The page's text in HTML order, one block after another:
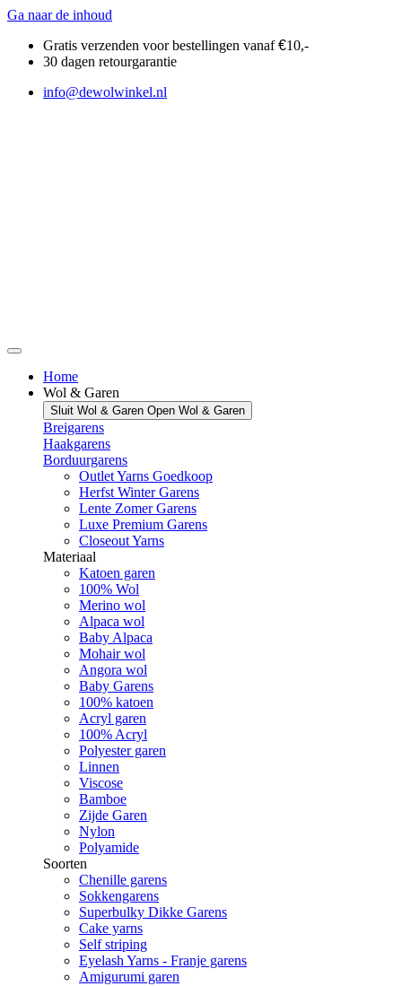
Ga naar de inhoud
Gratis verzenden voor bestellingen vanaf€10,-
30 dagen retourgarantie
info@dewolwinkel.nl
Home
Wol & Garen
Sluit Wol & Garen Open Wol & Garen
Breigarens
Haakgarens
Borduurgarens
Outlet Yarns Goedkoop
Herfst Winter Garens
Lente Zomer Garens
Luxe Premium Garens
Closeout Yarns
Materiaal
Katoen garen
100% Wol
Merino wol
Alpaca wol
Baby Alpaca
Mohair wol
Angora wol
Baby Garens
100% katoen
Acryl garen
100% Acryl
Polyester garen
Linnen
Viscose
Bamboe
Zijde Garen
Nylon
Polyamide
Soorten
Chenille garens
Sokkengarens
Superbulky Dikke Garens
Cake yarns
Self striping
Eyelash Yarns - Franje garens
Amigurumi garen